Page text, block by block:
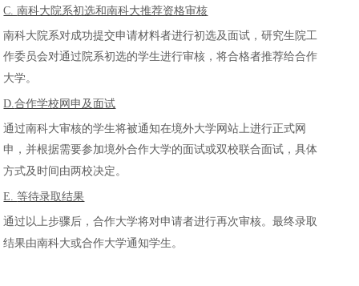
C.南科大院系初选和南科大推荐资格审核
南科大院系对成功提交申请材料者进行初选及面试，研究生院工
作委员会对通过院系初选的学生进行审核，将合格者推荐给合作
大学。
D.合作学校网申及面试
通过南科大审核的学生将被通知在境外大学网站上进行正式网
申，并根据需要参加境外合作大学的面试或双校联合面试，具体
方式及时间由两校决定。
E.等待录取结果
通过以上步骤后，合作大学将对申请者进行再次审核。最终录取
结果由南科大或合作大学通知学生。